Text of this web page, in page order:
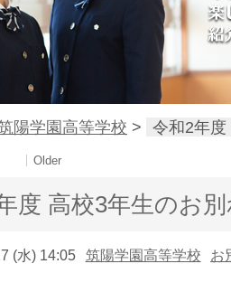
陽学園高等学校 > 令和2年
Older
度 高校3年生のお
(水) 14:05 筑陽学園高等学校
お